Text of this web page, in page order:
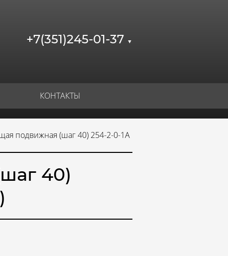
+7(351)245-01-37 ▼
КОНТАКТЫ
подвижная (шаг 40) 254-2-0-1А
40)